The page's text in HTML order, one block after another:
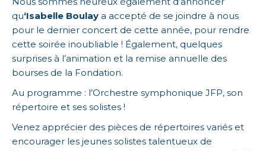
qu‘Isabelle Boulay a accepté de se joindre à nous
pour le dernier concert de cette année, pour rendre
cette soirée inoubliable ! Également, quelques
surprises à l’animation et la remise annuelle des
bourses de la Fondation.
Au programme : l’Orchestre symphonique JFP, son
répertoire et ses solistes !
Venez apprécier des pièces de répertoires variés et
encourager les jeunes solistes talentueux de